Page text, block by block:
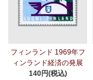
フィンランド 1969年フ
ィンランド経済の発展
140円(税込)